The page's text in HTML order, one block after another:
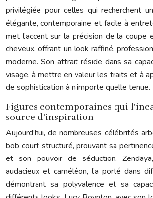
privilégiée pour celles qui recherchent
élégante, contemporaine et facile à
met l’accent sur la précision de la coupe
cheveux, offrant un look raffiné,
moderne. Son attrait réside dans sa
visage, à mettre en valeur les traits et à
de sophistication à n’importe quelle tenue.
Figures contemporaines qui
source d’inspiration
Aujourd’hui, de nombreuses célébrités
bob court structuré, prouvant sa
et son pouvoir de séduction.
audacieux et caméléon, l’a porté dans
démontrant sa polyvalence et sa